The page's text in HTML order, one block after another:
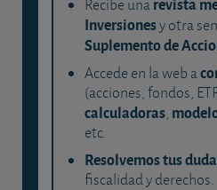
Recibe una
Inversionesy otra
Suplemento de
Accede en la web a
(acciones, fondos,
calculadoras,
etc.
Resolvemos tus
fiscalidad y derechos.